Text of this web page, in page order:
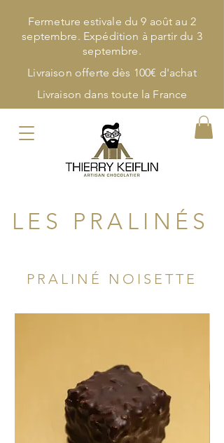
Fermeture estivale du 9 août au 2
septembre. Expédition à partir du 3
septembre.
Livraison offerte dès 100€ d'achat
Livraison dans toute la France
LES PRALINÉS
PRALINÉ NOISETTE